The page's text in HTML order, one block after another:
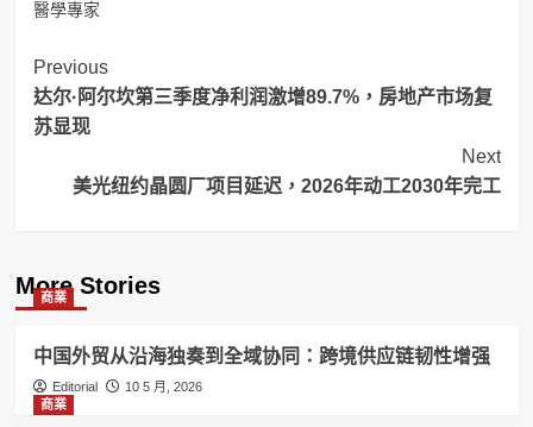
醫學專家
Post
Navigation
Previous
达尔·阿尔坎第三季度净利润激增89.7%，房地产市场复
苏显现
Next
美光纽约晶圆厂项目延迟，2026年动工2030年完工
More Stories
商業
中国外贸从沿海独奏到全域协同：跨境供应链韧性增强
Editorial
10 5 月, 2026
商業